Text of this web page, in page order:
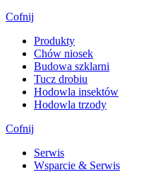
Cofnij
Produkty
Chów niosek
Budowa szklarni
Tucz drobiu
Hodowla insektów
Hodowla trzody
Cofnij
Serwis
Wsparcie & Serwis